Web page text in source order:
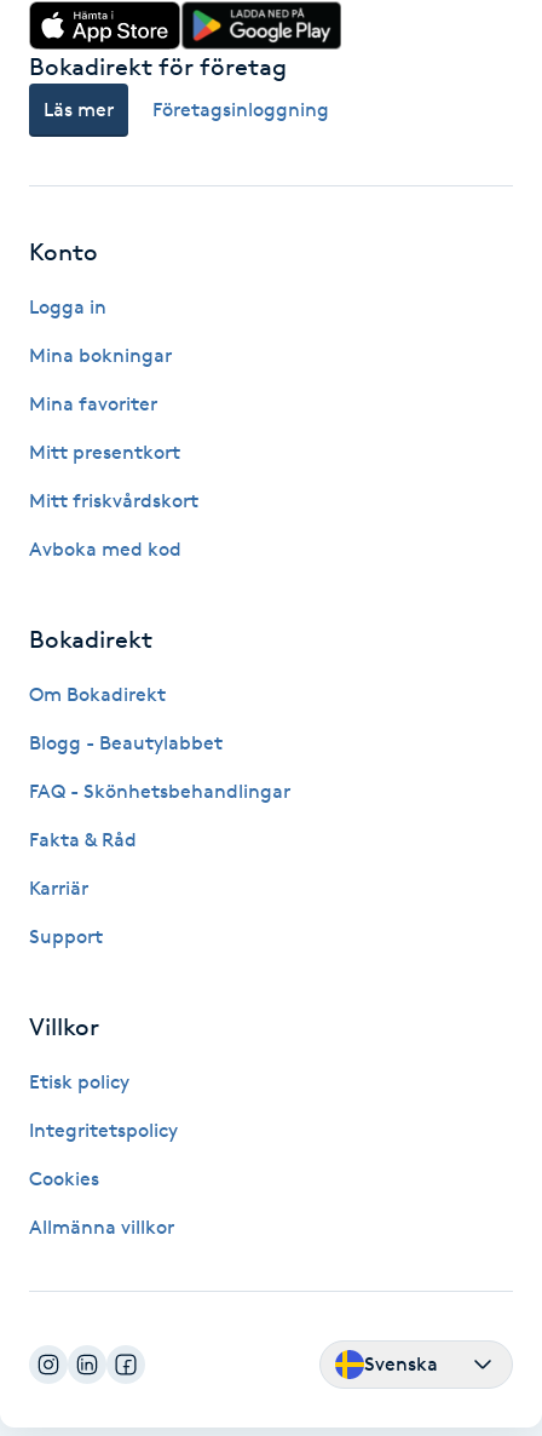
Kroppspeeling
Käkledsbehandling
Kärlbehandling
Lashlift Keratin
LED-ljusterapi
LPG
LPG-massage
Luggklippning
Läpptatuering
M
Massage
Medial vägledning
Medium
Bokadirekt för företag
Läs mer Företagsinloggning
Konto
Logga in
Mina bokningar
Mina favoriter
Mitt presentkort
Mitt friskvårdskort
Avboka med kod
Bokadirekt
Om Bokadirekt
Blogg - Beautylabbet
FAQ - Skönhetsbehandlingar
Fakta & Råd
Karriär
Support
Villkor
Etisk policy
Integritetspolicy
Cookies
Allmänna villkor
Svenska